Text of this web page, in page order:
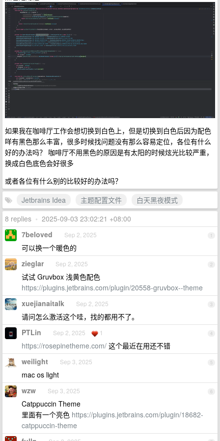
如果我在咖啡厅工作会想切换到白色上，但是切换到白色后因为配色
咩有黑色那么丰富，很多时候找问题没有那么容易定位，各位有什么
好的办法吗？ 咖啡厅不用黑色的原因是有太阳的时候炫光比较严重，
换成白色底色会好很多
或者各位有什么别的比较好的办法吗？
Jetbrains Idea
主题配置文件
白天黑夜模式
8 replies • 2025-09-03 23:02:21 +08:00
1
7beloved Sep 2, 2025
可以换一个暖色的
2
zieglar Sep 2, 2025
试试 Gruvbox 浅黄色配色
https://plugins.jetbrains.com/plugin/20558-gruvbox--theme
3
xuejianaitalk Sep 2, 2025
请问怎么激活这个哇，找的都用不了。
4
PTLin Sep 2, 2025 1
https://rosepinetheme.com/ 这个最近在用还不错
5
weilight Sep 3, 2025
mac os light
6
wzw Sep 3, 2025
Catppuccin Theme
里面有一个亮色 https://plugins.jetbrains.com/plugin/18682-
catppuccin-theme